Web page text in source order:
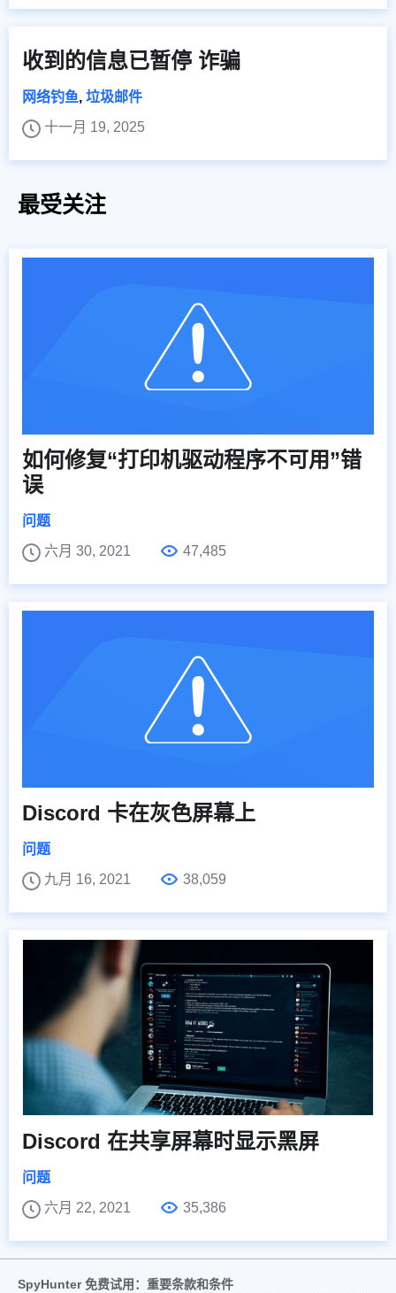
收到的信息已暂停 诈骗
网络钓鱼, 垃圾邮件
十一月 19, 2025
最受关注
如何修复“打印机驱动程序不可用”错
误
问题
六月 30, 2021
47,485
Discord 卡在灰色屏幕上
问题
九月 16, 2021
38,059
Discord 在共享屏幕时显示黑屏
问题
六月 22, 2021
35,386
SpyHunter 免费试用：重要条款和条件